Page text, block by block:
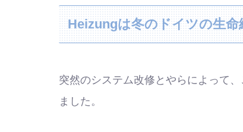
Heizungは冬のドイツの生命
突然のシステム改修とやらによって
ました。